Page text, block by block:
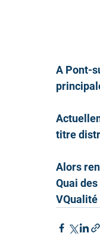
A Pont-
titre
Alors
Quai